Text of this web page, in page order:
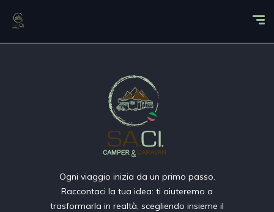
Ogni viaggio inizia da un primo passo.
Raccontaci la tua idea: ti aiuteremo a
trasformarla in realtà, scegliendo insieme il